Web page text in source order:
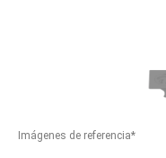
Imágenes de referencia*